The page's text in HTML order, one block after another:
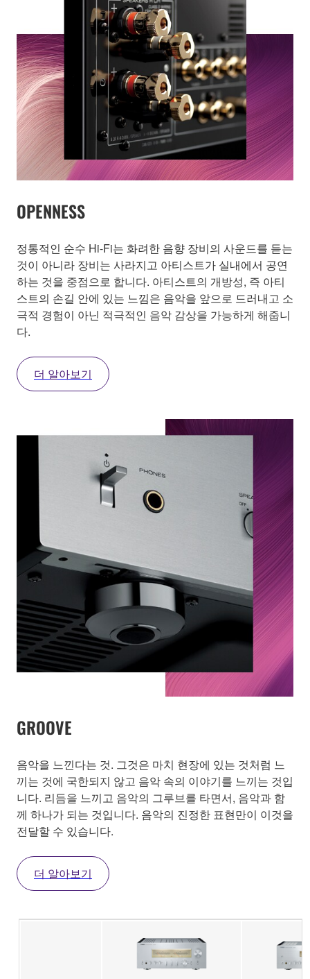
OPENNESS
정통적인 순수 Hi-Fi는 화려한 음향 장비의 사운드를 듣는
것이 아니라 장비는 사라지고 아티스트가 실내에서 공연
하는 것을 중점으로 합니다. 아티스트의 개방성, 즉 아티
스트의 손길 안에 있는 느낌은 음악을 앞으로 드러내고 소
극적 경험이 아닌 적극적인 음악 감상을 가능하게 해줍니
다.
더 알아보기
GROOVE
음악을 느낀다는 것. 그것은 마치 현장에 있는 것처럼 느
끼는 것에 국한되지 않고 음악 속의 이야기를 느끼는 것입
니다. 리듬을 느끼고 음악의 그루브를 타면서, 음악과 함
께 하나가 되는 것입니다. 음악의 진정한 표현만이 이것을
전달할 수 있습니다.
더 알아보기